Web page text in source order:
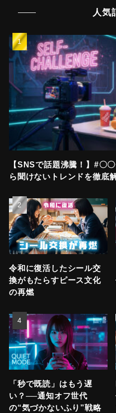
人気
【SNSで話題沸騰！】#〇
ら聞けないトレンドを徹底
令和に復活したシール交
換がもたらすピース文化
の再燃
「秒で既読」はもう遅
い？──通知オフ世代
の“気づかないふり”戦略